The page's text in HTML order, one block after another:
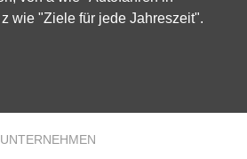
wie "Ziele für jede Jahreszeit".
UNTERNEHMEN